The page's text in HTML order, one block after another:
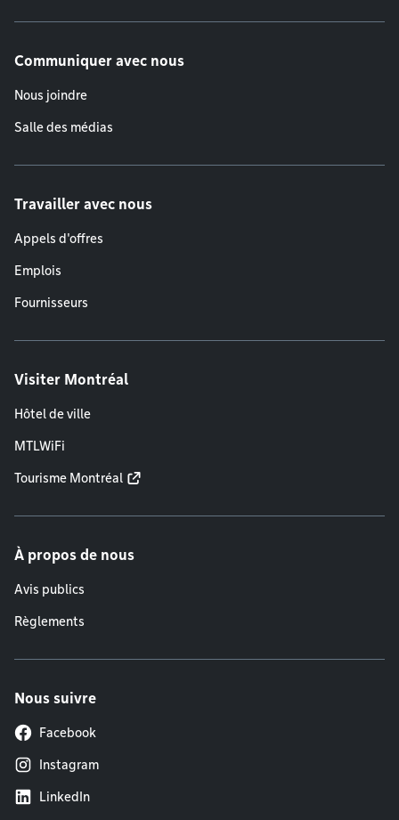
Communiquer avec nous
Nous joindre
Salle des médias
Travailler avec nous
Appels d'offres
Emplois
Fournisseurs
Visiter Montréal
Hôtel de ville
MTLWiFi
Tourisme Montréal
À propos de nous
Avis publics
Règlements
Nous suivre
Facebook
Instagram
LinkedIn